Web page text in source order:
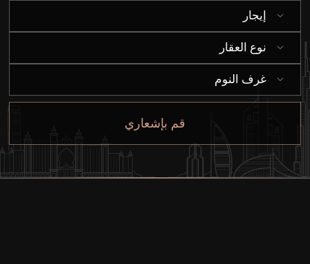
شراء
الوكلاء
إيجار
نوع العقار
غرف النوم
قم بإشعاري